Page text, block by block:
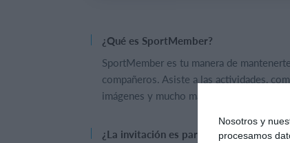
Nosotros y
procesamos
¿Qué es SportMember?
SportMember es tu manera de
compañeros. Asiste a las actividades,
imágenes y mucho más.
¿La invitación es para mi hijo/a?